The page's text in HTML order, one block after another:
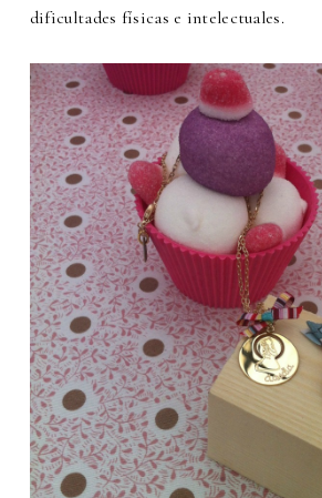
dificultades físicas e intelectuales.